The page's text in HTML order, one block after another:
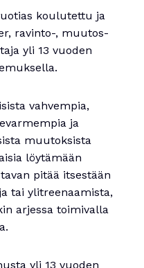
koulutettu ja
ravinto-, muutos-
yli 13 vuoden
vahvempia,
ja
muutoksista
löytämään
pitää itsestään
tai ylitreenaamista,
arjessa toimivalla
yli 13 vuoden